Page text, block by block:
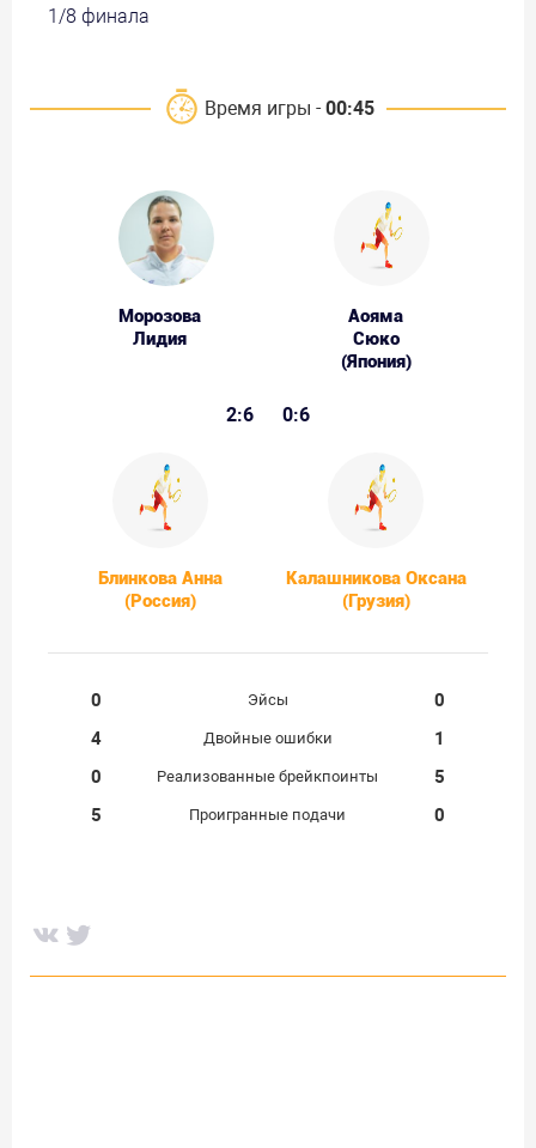
1/8 финала
Время игры - 00:45
Морозова
Лидия
Аояма
Сюко
(Япония)
2:6 0:6
Блинкова Анна
(Россия)
Калашникова Оксана
(Грузия)
0 Эйсы
0
4
Двойные ошибки
1
0
Реализованные брейкпоинты
5
5
Проигранные подачи 0